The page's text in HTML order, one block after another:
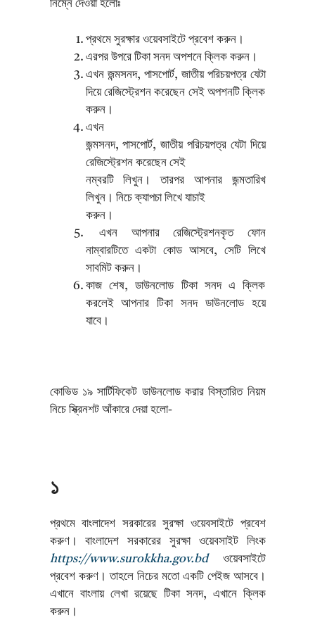
নিম্নে দেওয়া হলোঃ
প্রথমে সুরক্ষার ওয়েবসাইটে প্রবেশ করুন।
এরপর উপরে টিকা সনদ অপশনে ক্লিক করুন।
এখন জন্মসনদ, পাসপোর্ট, জাতীয় পরিচয়পত্র যেটা
দিয়ে রেজিস্ট্রেশন করেছেন সেই অপশনটি ক্লিক
করুন।
এখন
জন্মসনদ, পাসপোর্ট, জাতীয় পরিচয়পত্র যেটা দিয়ে
রেজিস্ট্রেশন করেছেন সেই
নম্বরটি লিখুন। তারপর আপনার জন্মতারিখ
লিখুন। নিচে ক্যাপচা লিখে যাচাই
করুন।
এখন আপনার রেজিস্ট্রেশনকৃত ফোন
নাম্বারটিতে একটা কোড আসবে, সেটি লিখে
সাবমিট করুন।
কাজ শেষ, ডাউনলোড টিকা সনদ এ ক্লিক
করলেই আপনার টিকা সনদ ডাউনলোড হয়ে
যাবে।
কোভিড ১৯ সার্টিফিকেট ডাউনলোড করার বিস্তারিত নিয়ম
নিচে স্ক্রিনশট আঁকারে দেয়া হলো-
১
প্রথমে বাংলাদেশ সরকারের সুরক্ষা ওয়েবসাইটে প্রবেশ
করুণ। বাংলাদেশ সরকারের সুরক্ষা ওয়েবসাইট লিংক
https://www.surokkha.gov.bdওয়েবসাইটে
প্রবেশ করুণ। তাহলে নিচের মতো একটি পেইজ আসবে।
এখানে বাংলায় লেখা রয়েছে টিকা সনদ, এখানে ক্লিক
করুন।